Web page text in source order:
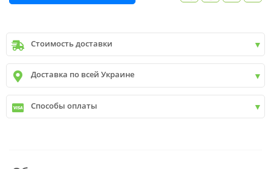
Стоимость доставки
Киевдо9999 грн. -400 грн.
Киевот9999 грн - БЕСПЛАТНО
Киев пригород +30 грн\км
Доставка по всей Украине
✓Новая почта
✓Деливери
✓Автолюкс
Способы оплаты